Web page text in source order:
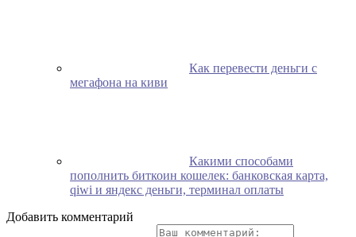
Как перевести деньги с
мегафона на киви
Какими способами
пополнить биткоин кошелек: банковская карта,
qiwi и яндекс деньги, терминал оплаты
Добавить комментарий